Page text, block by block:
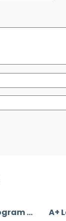
A+ Louis Vuitton Monogram Bandouliere Speedy 30’Luk Vejital Deri (LV33)